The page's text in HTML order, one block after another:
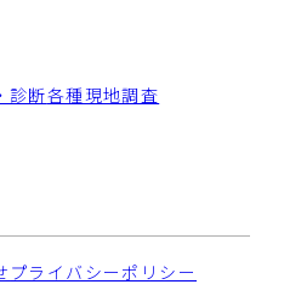
診断各種現地調査
プライバシーポリシー